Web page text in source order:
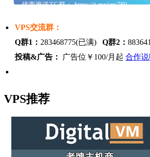
优惠推送TG群：https://t.me/vps789
VPS交流群：
Q群1： 283468775(已满) Q群2：
投稿&广告：
广告位￥100/月起 合作说
VPS推荐